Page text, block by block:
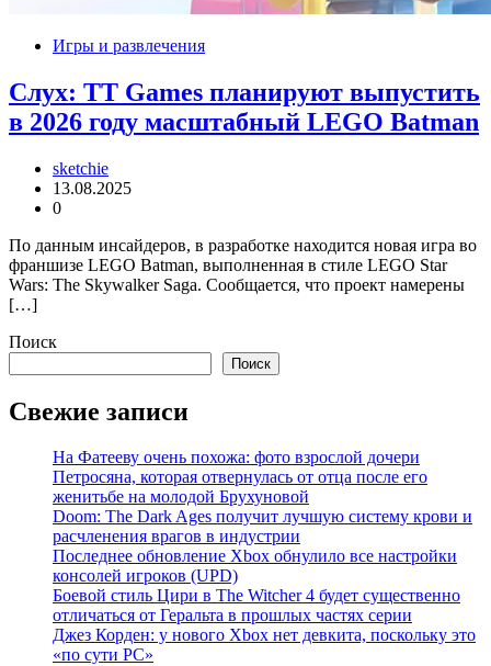
Игры и развлечения
Слух: TT Games планируют выпустить
в 2026 году масштабный LEGO Batman
sketchie
13.08.2025
0
По данным инсайдеров, в разработке находится новая игра во
франшизе LEGO Batman, выполненная в стиле LEGO Star
Wars: The Skywalker Saga. Сообщается, что проект намерены
[…]
Поиск
Поиск
Свежие записи
На Фатееву очень похожа: фото взрослой дочери
Петросяна, которая отвернулась от отца после его
женитьбе на молодой Брухуновой
Doom: The Dark Ages получит лучшую систему крови и
расчленения врагов в индустрии
Последнее обновление Xbox обнулило все настройки
консолей игроков (UPD)
Боевой стиль Цири в The Witcher 4 будет существенно
отличаться от Геральта в прошлых частях серии
Джез Корден: у нового Xbox нет девкита, поскольку это
«по сути PC»